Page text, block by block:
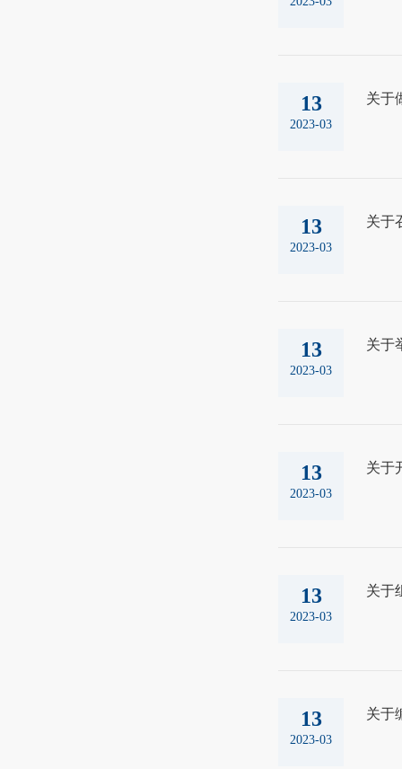
13
2023-03
关于
13
2023-03
关于
13
2023-03
关于
13
2023-03
关于
13
2023-03
关于
13
2023-03
关于